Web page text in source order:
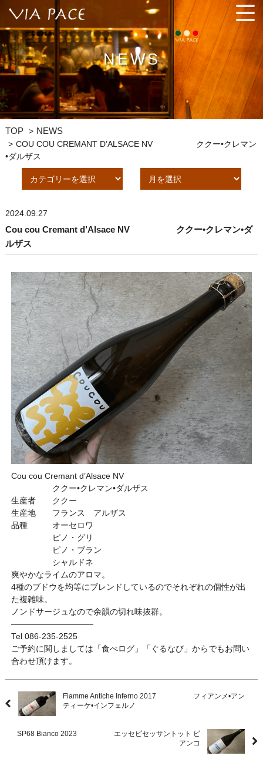
手間ひまを惜しまず、プロの技を駆使した料理と相性バッチリの
ワインを気軽に楽しんでください。
NEWS
TOP NEWS
COU COU CREMANT D’ALSACE NV ククー•クレマン
•ダルザス
2024.09.27
Cou cou Cremant d’Alsace NV ククー•クレマン•ダ
ルザス
Cou cou Cremant d’Alsace NV
ククー•クレマン•ダルザス
生産者 ククー
生産地 フランス アルザス
品種 オーセロワ
ピノ・グリ
ピノ・ブラン
シャルドネ
爽やかなライムのアロマ。
4種のブドウを均等にブレンドしているのでそれぞれの個性が出
た複雑味。
ノンドサージュなので余韻の切れ味抜群。
——————————
Tel 086-235-2525
ご予約に関しましては「食べログ」「ぐるなび」からでもお問い
合わせ頂けます。
Fiamme Antiche Inferno 2017 フィアンメ•アン
ティーケ•インフェルノ
SP68 Bianco 2023 エッセピセッサントット ビ
アンコ